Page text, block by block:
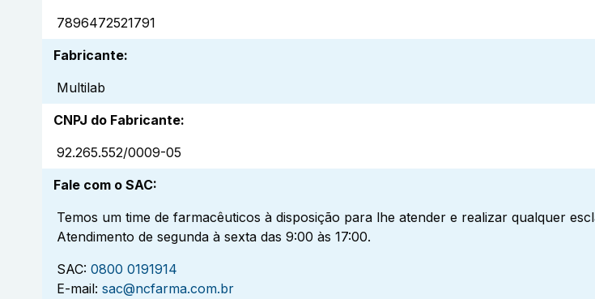
7896472521791
Fabricante:
Multilab
CNPJ do Fabricante:
92.265.552/0009-05
Fale com o SAC:
Temos um time de farmacêuticos à disposição para lhe atender e realizar qualquer
Atendimento de segunda à sexta das 9:00 às 17:00.
SAC: 0800 0191914
E-mail: sac@ncfarma.com.br